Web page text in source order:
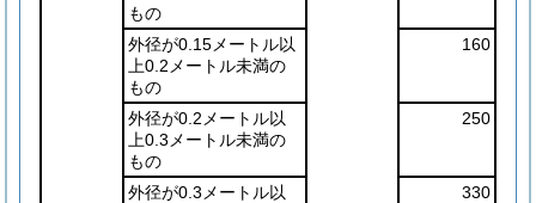
もの
外径が0.15メートル以
上0.2メートル未満の
もの
160
外径が0.2メートル以
上0.3メートル未満の
もの
250
外径が0.3メートル以
330